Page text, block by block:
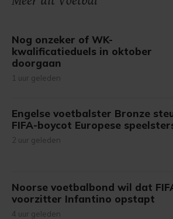
Nog onzeker of WK-
kwalificatieduels in oktober
doorgaan
1 uur geleden
Engelse voetbalster Bronze
FIFA-boycot Europese
2 uur geleden
Noorse voetbalbond wil dat
voorzitter Infantino opstapt
4 uur geleden